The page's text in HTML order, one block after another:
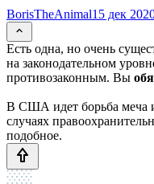
BorisTheAnimal15 дек
Есть одна, но очень
на законодательном
противозаконным. Вы
В США идет борьба меча
случаях
подобное.